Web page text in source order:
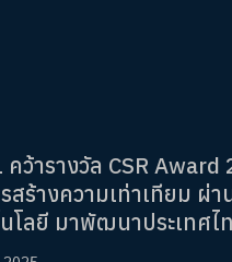
คว้ารางวัล CSR
สร้างความเท่าเทียม ผ่
นโลยี มาพัฒนาประเทศไ